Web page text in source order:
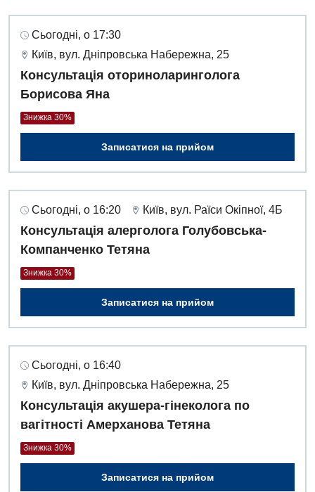
Сьогодні, о 17:30
Київ, вул. Дніпровська Набережна, 25
Консультація оториноларинголога
Борисова Яна
Знижка 30%
Записатися на прийом
Сьогодні, о 16:20 Київ, вул. Раїси Окіпної, 4Б
Консультація алерголога Голубовська-
Компанченко Тетяна
Знижка 30%
Записатися на прийом
Сьогодні, о 16:40
Київ, вул. Дніпровська Набережна, 25
Консультація акушера-гінеколога по
вагітності Амерханова Тетяна
Знижка 30%
Записатися на прийом